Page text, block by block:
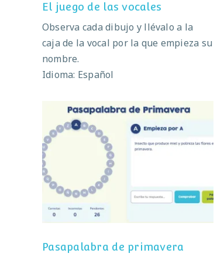
El juego de las vocales
Observa cada dibujo y llévalo a la
caja de la vocal por la que empieza su
nombre.
Idioma: Español
Pasapalabra de primavera
Pasapalabra de primavera